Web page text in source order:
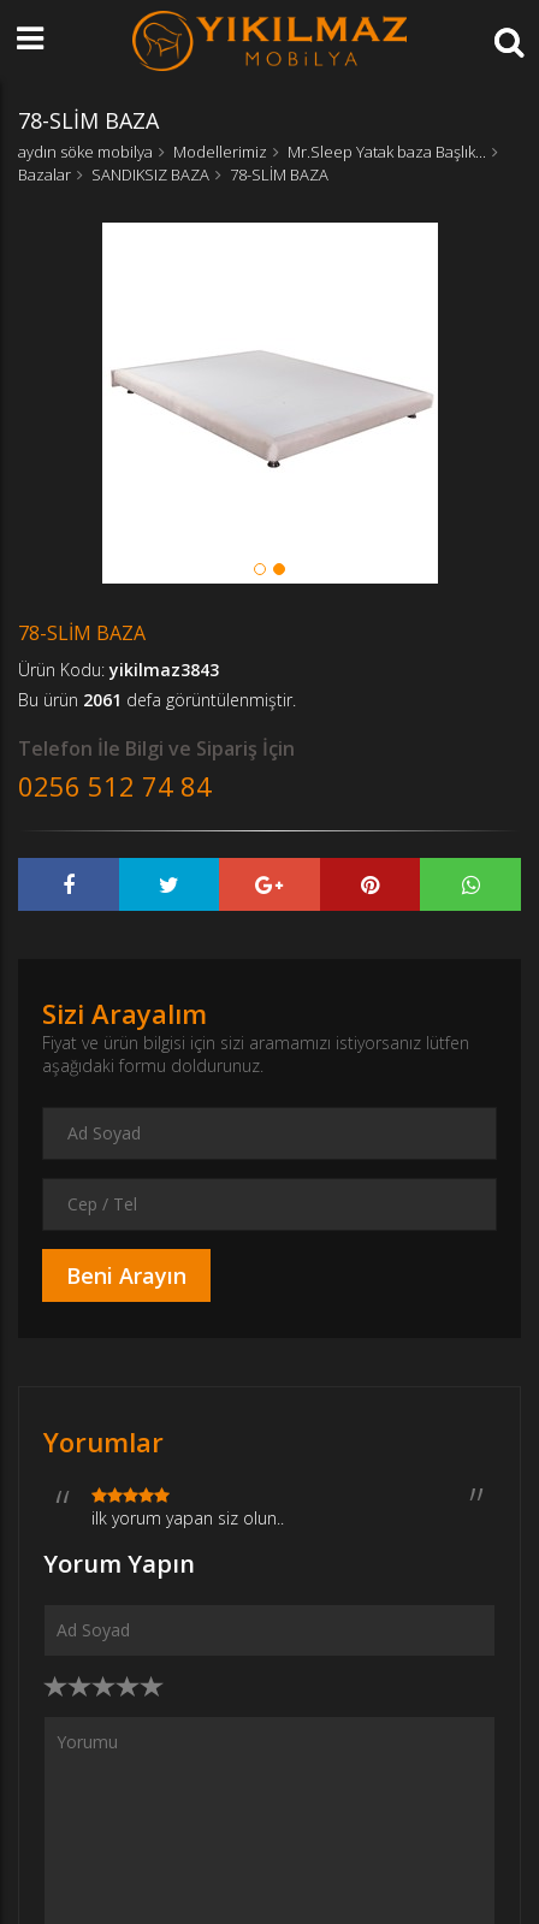
78-SLİM BAZA
aydın söke mobilya Modellerimiz
Mr.Sleep Yatak baza Başlık...
Bazalar
SANDIKSIZ BAZA 78-SLİM BAZA
78-SLİM BAZA
Ürün Kodu:yikilmaz3843
Bu ürün 2061 defa görüntülenmiştir.
Telefon İle Bilgi ve Sipariş İçin
0256 512 74 84
Sizi Arayalım
Fiyat ve ürün bilgisi için sizi aramamızı istiyorsanız lütfen
aşağıdaki formu doldurunuz.
Yorumlar
ilk yorum yapan siz olun..
Yorum Yapın